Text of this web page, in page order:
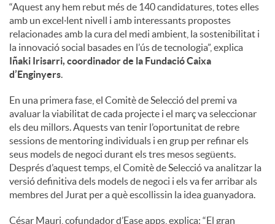
“Aquest any hem rebut més de 140 candidatures, totes elles
amb un excel·lent nivell i amb interessants propostes
relacionades amb la cura del medi ambient, la sostenibilitat i
la innovació social basades en l’ús de tecnologia”, explica
Iñaki Irisarri, coordinador de la Fundació Caixa
d’Enginyers.
En una primera fase, el Comitè de Selecció del premi va
avaluar la viabilitat de cada projecte i el març va seleccionar
els deu millors. Aquests van tenir l’oportunitat de rebre
sessions de mentoring individuals i en grup per refinar els
seus models de negoci durant els tres mesos següents.
Després d’aquest temps, el Comitè de Selecció va analitzar la
versió definitiva dels models de negoci i els va fer arribar als
membres del Jurat per a què escollissin la idea guanyadora.
César Mauri, cofundador d’Ease apps, explica: “El gran